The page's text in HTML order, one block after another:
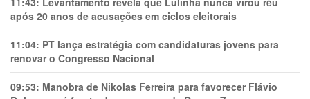
após 20 anos de acusações em ciclos eleitorais
11:04: PT lança estratégia com candidaturas jovens para
renovar o Congresso Nacional
09:53: Manobra de Nikolas Ferreira para favorecer Flávio